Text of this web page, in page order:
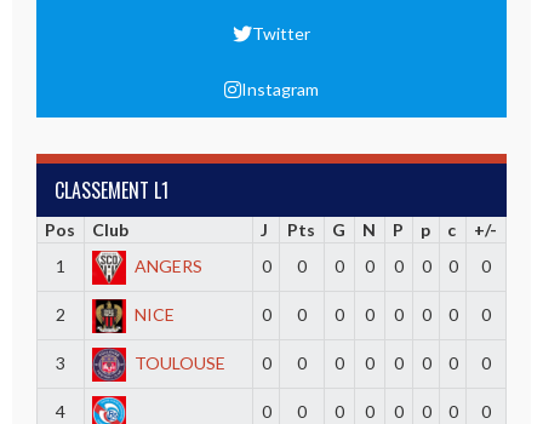
Twitter
Instagram
CLASSEMENT L1
Pos Club J Pts G N P p c
+/-
1
ANGERS 0 0 0 0 0 0 0 0
2 NICE 0 0 0 0 0 0 0 0
3 TOULOUSE 0 0 0 0 0 0 0 0
4
0 0 0 0 0 0 0 0